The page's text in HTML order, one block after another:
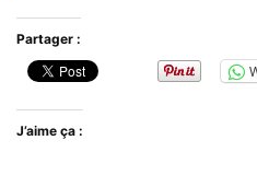
Partager :
J’aime ça :